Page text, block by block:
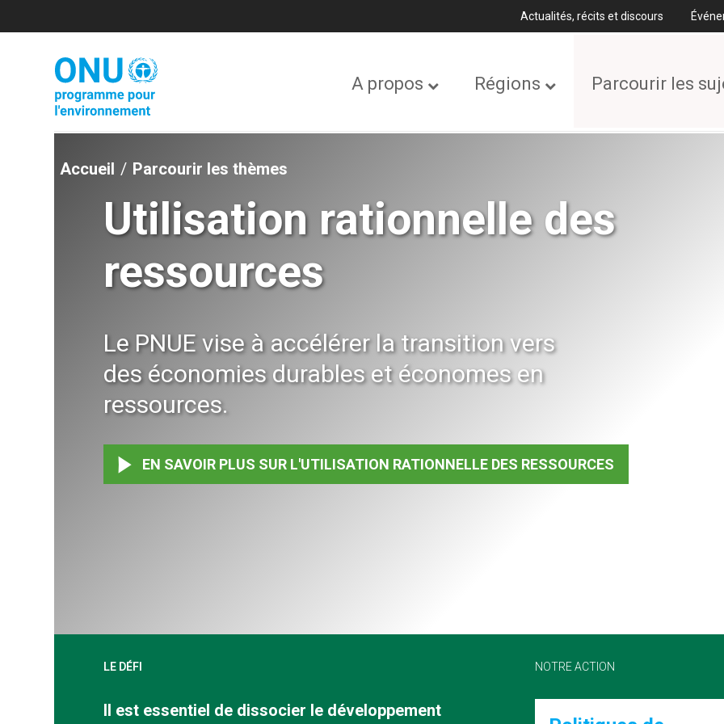
Actualités, récits et discours
A propos Régions Parcourir les
Accueil Parcourir les thèmes
Utilisation rationnelle des
ressources
Le PNUE vise à accélérer la transition vers
des économies durables et économes en
ressources.
EN SAVOIR PLUS SUR L'UTILISATION RATIONNELLE DES RESSOURCES
LE DÉFI
Il est essentiel de dissocier le développement
NOTRE ACTION